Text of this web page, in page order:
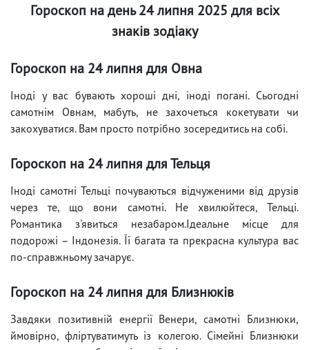
Гороскоп на день 24 липня 2025 для всіх
знаків зодіаку
Гороскоп на 24 липня для Овна
Іноді у вас бувають хороші дні, іноді погані. Сьогодні
самотнім Овнам, мабуть, не захочеться кокетувати чи
закохуватися. Вам просто потрібно зосередитись на собі.
Гороскоп на 24 липня для Тельця
Іноді самотні Тельці почуваються відчуженими від друзів
через те, що вони самотні. Не хвилюйтеся, Тельці.
Романтика з'явиться незабаром.Ідеальне місце для
подорожі – Індонезія. Її багата та прекрасна культура вас
по-справжньому зачарує.
Гороскоп на 24 липня для Близнюків
Завдяки позитивній енергії Венери, самотні Близнюки,
ймовірно, фліртуватимуть із колегою. Сімейні Близнюки